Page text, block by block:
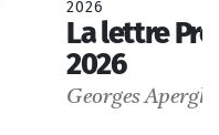
2026
La lettre
2026
Georges